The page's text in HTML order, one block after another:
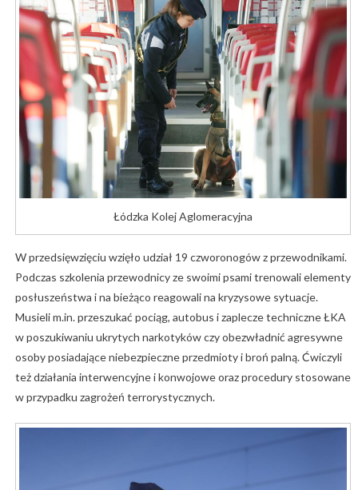
Łódzka Kolej Aglomeracyjna
W przedsięwzięciu wzięło udział 19 czworonogów z przewodnikami.
Podczas szkolenia przewodnicy ze swoimi psami trenowali elementy
posłuszeństwa i na bieżąco reagowali na kryzysowe sytuacje.
Musieli m.in. przeszukać pociąg, autobus i zaplecze techniczne ŁKA
w poszukiwaniu ukrytych narkotyków czy obezwładnić agresywne
osoby posiadające niebezpieczne przedmioty i broń palną. Ćwiczyli
też działania interwencyjne i konwojowe oraz procedury stosowane
w przypadku zagrożeń terrorystycznych.